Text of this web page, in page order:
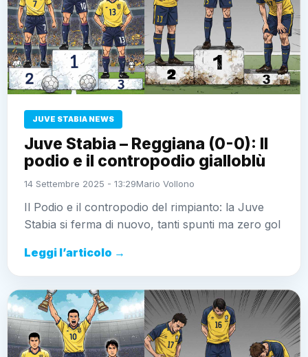
JUVE STABIA NEWS
Juve Stabia – Reggiana (0-0): Il
podio e il contropodio gialloblù
14 Settembre 2025 - 13:29Mario Vollono
Il Podio e il contropodio del rimpianto: la Juve
Stabia si ferma di nuovo, tanti spunti ma zero gol
Leggi l’articolo →